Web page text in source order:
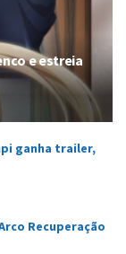
e estreia
ganha trailer,
Recuperação